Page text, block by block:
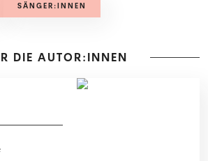
SÄNGER:INNEN
DIE AUTOR:INNEN